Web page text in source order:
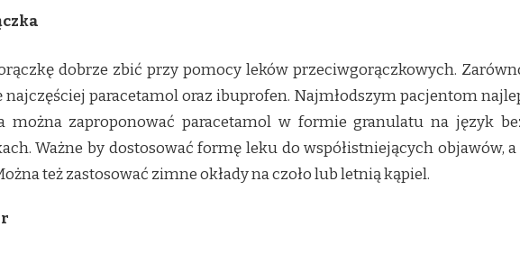
dobrze zbić przy pomocy leków przeciwgorączkowych.
najczęściej paracetamol oraz ibuprofen. Najmłodszym pacjentom
można zaproponować paracetamol w formie granulatu na język
Ważne by dostosować formę leku do współistniejących
też zastosować zimne okłady na czoło lub letnią kąpiel.